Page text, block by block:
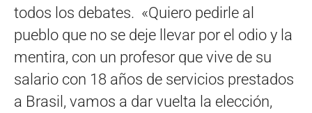
todos los debates. «Quiero pedirle al
pueblo que no se deje llevar por el odio y la
mentira, con un profesor que vive de su
salario con 18 años de servicios prestados
a Brasil, vamos a dar vuelta la elección,